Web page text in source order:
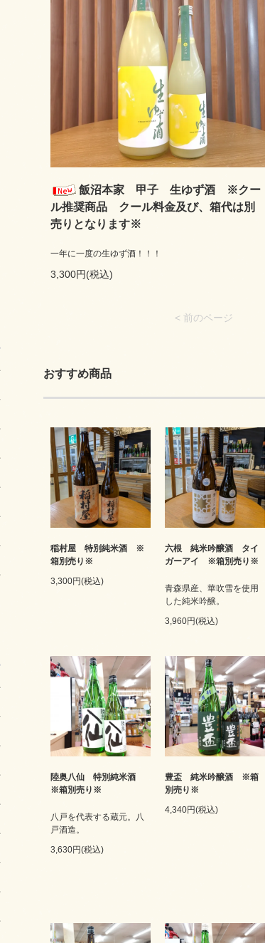
飯沼本家 甲子 生ゆず酒 ※クー
ル推奨商品 クール料金及び、箱代は別
売りとなります※
一年に一度の生ゆず酒！！！
3,300円(税込)
< 前のページ
おすすめ商品
稲村屋 特別純米酒 ※
箱別売り※
3,300円(税込)
六根 純米吟醸酒 タイ
ガーアイ ※箱別売り※
青森県産、華吹雪を使用
した純米吟醸。
3,960円(税込)
陸奥八仙 特別純米酒
※箱別売り※
八戸を代表する蔵元。八
戸酒造。
3,630円(税込)
豊盃 純米吟醸酒 ※箱
別売り※
4,340円(税込)